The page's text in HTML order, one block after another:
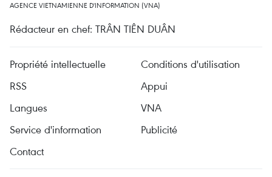
AGENCE VIETNAMIENNE D'INFORMATION (VNA)
Rédacteur en chef: TRÂN TIÊN DUÂN
Propriété intellectuelle
Conditions d'utilisation
RSS
Appui
Langues
VNA
Service d'information
Publicité
Contact